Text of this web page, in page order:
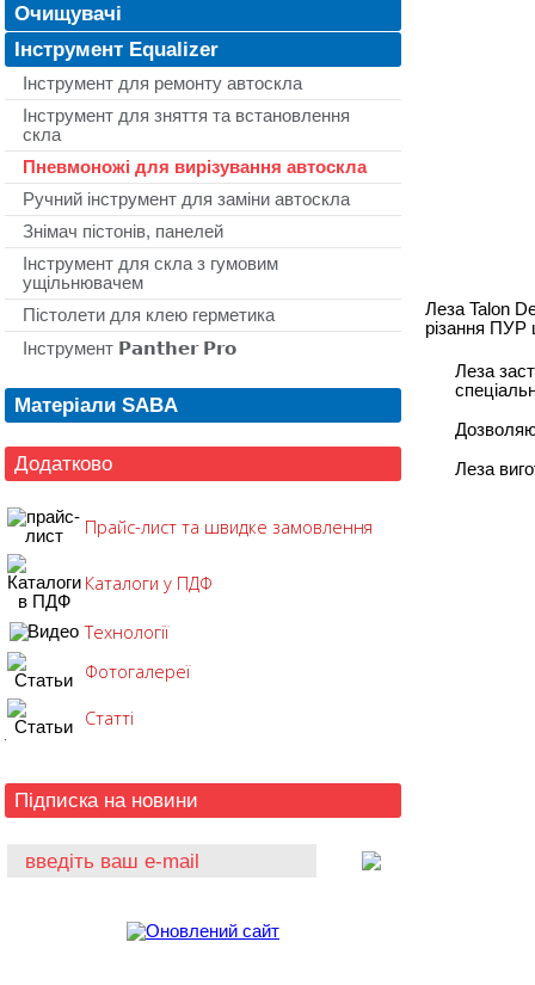
Очищувачі
Інструмент Equalizer
Інструмент для ремонту автоскла
Інструмент для зняття та встановлення
скла
Пневмоножі для вирізування автоскла
Ручний інструмент для заміни автоскла
Знімач пістонів, панелей
Інструмент для скла з гумовим
ущільнювачем
Пістолети для клею герметика
Інструмент 𝗣𝗮𝗻𝘁𝗵𝗲𝗿 𝗣𝗿𝗼
Матеріали SABA
Додатково
Прайс-лист та швидке замовлення
Каталоги у ПДФ
Технології
Фотогалереї
Статті
Підписка на новини
Леза Talon
різання ПУР
Леза
Леза